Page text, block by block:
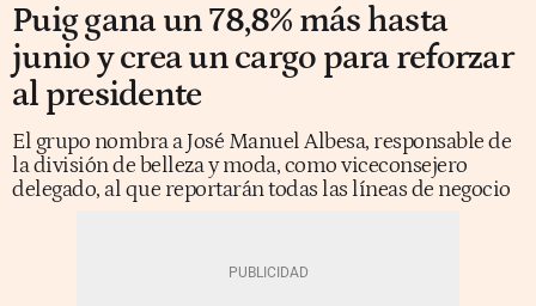
Puig gana un 78,8% más hasta
junio y crea un cargo para reforzar
al presidente
El grupo nombra a José Manuel Albesa, responsable de
la división de belleza y moda, como viceconsejero
delegado, al que reportarán todas las líneas de negocio